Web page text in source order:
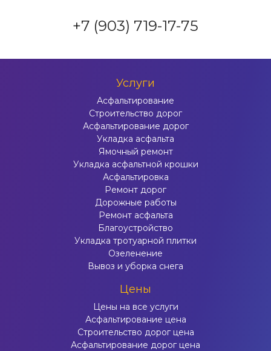
+7 (903) 719-17-75
Услуги
Асфальтирование
Строительство дорог
Асфальтирование дорог
Укладка асфальта
Ямочный ремонт
Укладка асфальтной крошки
Асфальтировка
Ремонт дорог
Дорожные работы
Ремонт асфальта
Благоустройство
Укладка тротуарной плитки
Озеленение
Вывоз и уборка снега
Цены
Цены на все услуги
Асфальтирование цена
Строительство дорог цена
Асфальтирование дорог цена